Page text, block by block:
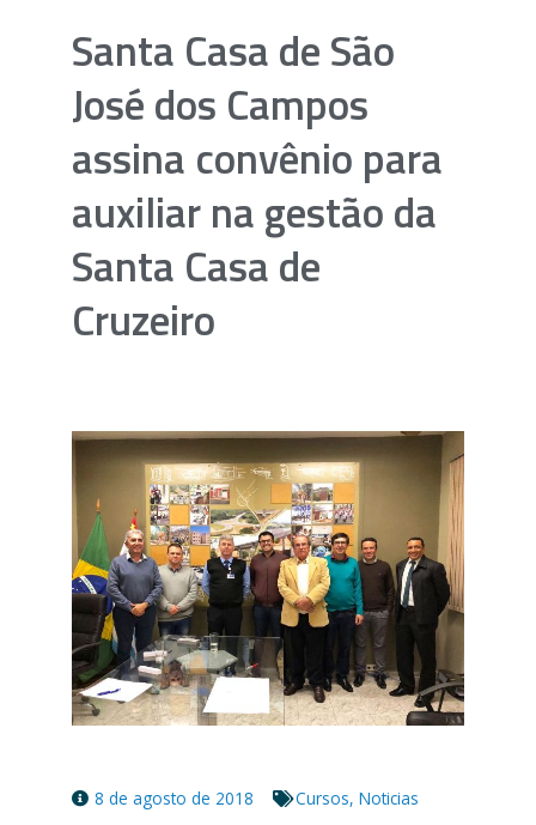
Santa Casa de São
José dos Campos
assina convênio para
auxiliar na gestão da
Santa Casa de
Cruzeiro
8 de agosto de 2018 Cursos, Noticias